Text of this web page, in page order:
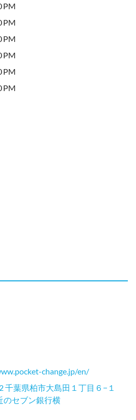
PM
PM
PM
PM
PM
PM
change.jp/en/
千葉県柏市大島田１丁目６−１
のセブン銀行横